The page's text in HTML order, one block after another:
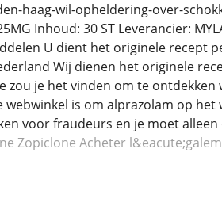
haag-wil-opheldering-over-
Inhoud: 30 ST Leverancier:
U dient het originele recept
Wij dienen het originele
zou je het vinden om te
is om alprazolam op
voor fraudeurs en je moet alleen
Zopiclone Acheter